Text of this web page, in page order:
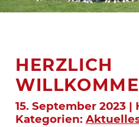
HERZLICH
15. September 2023 |
Kategorien: